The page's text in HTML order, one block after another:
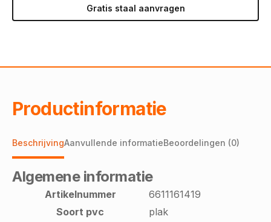
Gratis staal aanvragen
Productinformatie
BeschrijvingAanvullende informatieBeoordelingen (0)
Algemene informatie
Artikelnummer
6611161419
Soort pvc
plak